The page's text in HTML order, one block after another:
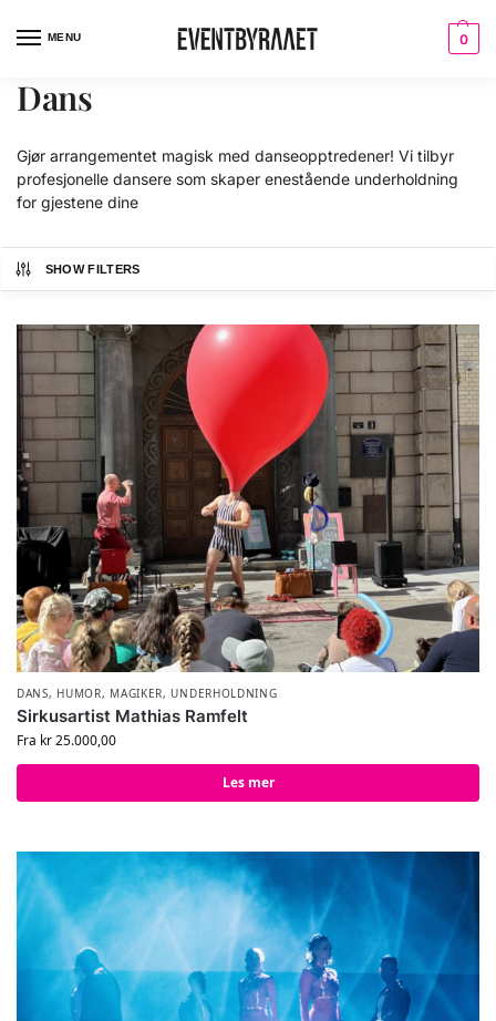
MENU 0
Dans
Gjør arrangementet magisk med danseopptredener! Vi tilbyr
profesjonelle dansere som skaper enestående underholdning
for gjestene dine
SHOW FILTERS
DANS, HUMOR, MAGIKER, UNDERHOLDNING
Sirkusartist Mathias Ramfelt
Fra kr25.000,00
Les mer